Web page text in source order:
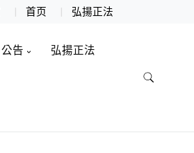
首页 弘揚正法
公告 弘揚正法